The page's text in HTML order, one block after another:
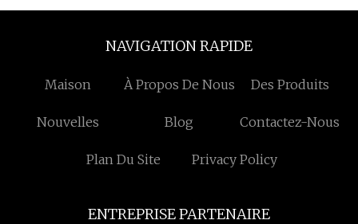
NAVIGATION RAPIDE
Maison À Propos De Nous Des Produits
Nouvelles Blog Contactez-Nous
Plan Du Site Privacy Policy
ENTREPRISE PARTENAIRE